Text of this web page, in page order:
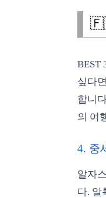
BEST
싶다
합니
의 여
4. 중
알자
다. 알